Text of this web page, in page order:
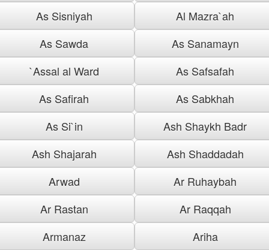
As Sisniyah
Al Mazra`ah
As Sawda
As Sanamayn
`Assal al Ward
As Safsafah
As Safirah
As Sabkhah
As Si`in
Ash Shaykh Badr
Ash Shajarah
Ash Shaddadah
Arwad
Ar Ruhaybah
Ar Rastan
Ar Raqqah
Armanaz
Ariha